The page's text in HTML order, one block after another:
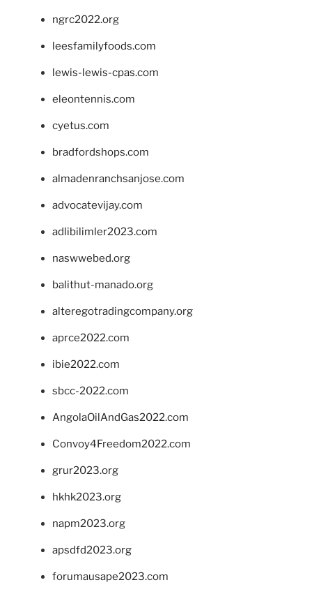
ngrc2022.org
leesfamilyfoods.com
lewis-lewis-cpas.com
eleontennis.com
cyetus.com
bradfordshops.com
almadenranchsanjose.com
advocatevijay.com
adlibilimler2023.com
naswwebed.org
balithut-manado.org
alteregotradingcompany.org
aprce2022.com
ibie2022.com
sbcc-2022.com
AngolaOilAndGas2022.com
Convoy4Freedom2022.com
grur2023.org
hkhk2023.org
napm2023.org
apsdfd2023.org
forumausape2023.com